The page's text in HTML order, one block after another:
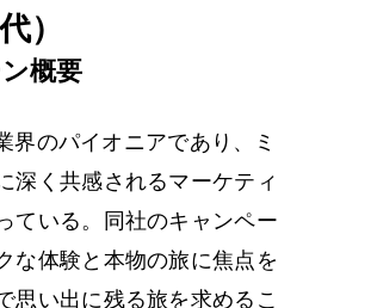
）
概要
界のパイオニアであり、ミ
深く共感されるマーケティ
ている。同社のキャンペー
な体験と本物の旅に焦点を
思い出に残る旅を求めるこ